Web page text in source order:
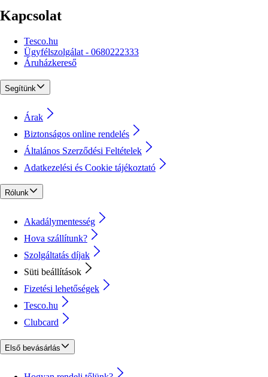
Kapcsolat
Tesco.hu
Ügyfélszolgálat - 0680222333
Áruházkereső
Segítünk
Árak
Biztonságos online rendelés
Általános Szerződési Feltételek
Adatkezelési és Cookie tájékoztató
Rólunk
Akadálymentesség
Hova szállítunk?
Szolgáltatás díjak
Süti beállítások
Fizetési lehetőségek
Tesco.hu
Clubcard
Első bevásárlás